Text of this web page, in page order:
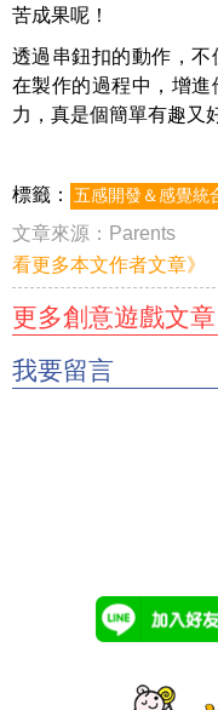
苦成果呢！
透過串鈕扣的動作，
在製作的過程中，增
力，真是個簡單有趣又
標籤： 五感開發＆感覺統
文章來源： Parents
看更多本文作者文章》
更多創意遊戲文章
我要留言